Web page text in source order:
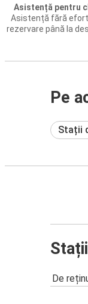
Asistență pentru
Asistență fără
rezervare până la
Pe
Stații
De